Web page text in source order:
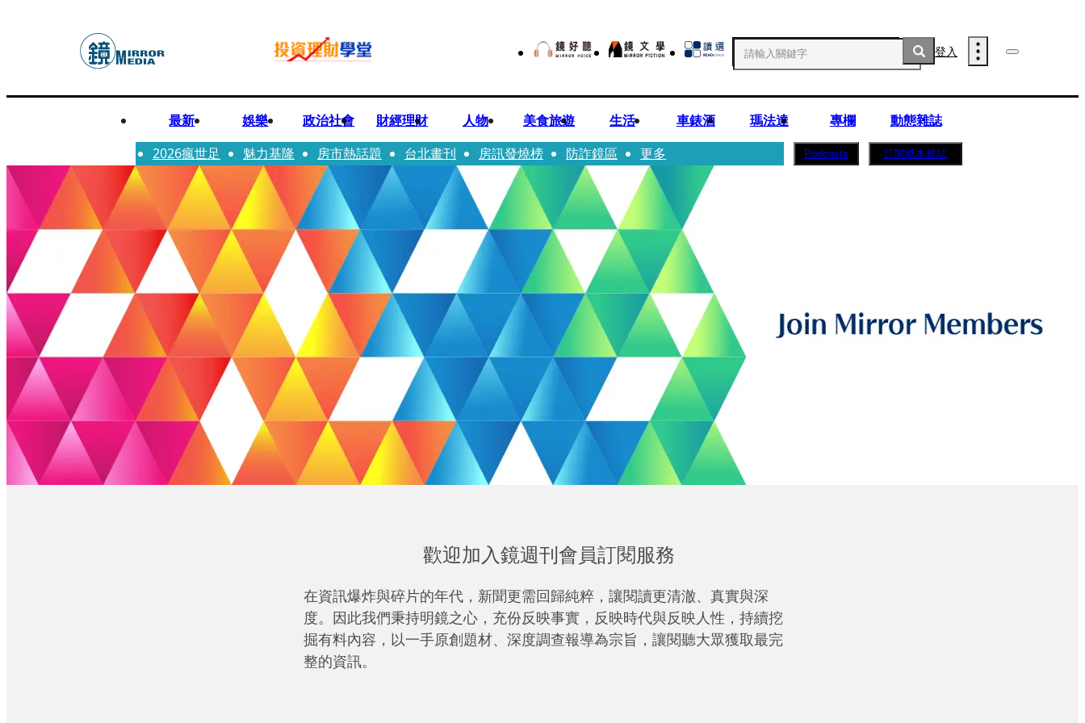
登入
最新 娛樂 政治社會 財經理財 人物 美食旅遊 生活 車錶酒 瑪法達 專欄
動態雜誌
2026瘋世足
魅力基隆 房市熱話題 台北畫刊 房訊發燒榜 防詐鏡區 更多 Podcasts 訂閱紙本雜誌
歡迎加入鏡週刊會員訂閱服務
在資訊爆炸與碎片的年代，新聞更需回歸純粹，讓閱讀更清澈、真實與深
度。因此我們秉持明鏡之心，充份反映事實，反映時代與反映人性，持續挖
掘有料內容，以一手原創題材、深度調查報導為宗旨，讓閱聽大眾獲取最完
整的資訊。